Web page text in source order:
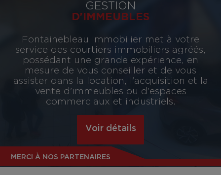
GESTION
D'IMMEUBLES
Fontainebleau Immobilier met à votre
service des courtiers immobiliers agréés,
possédant une grande expérience, en
mesure de vous conseiller et de vous
assister dans la location, l'acquisition et la
vente d'immeubles ou d'espaces
commerciaux et industriels.
Voir détails
MERCI À NOS PARTENAIRES